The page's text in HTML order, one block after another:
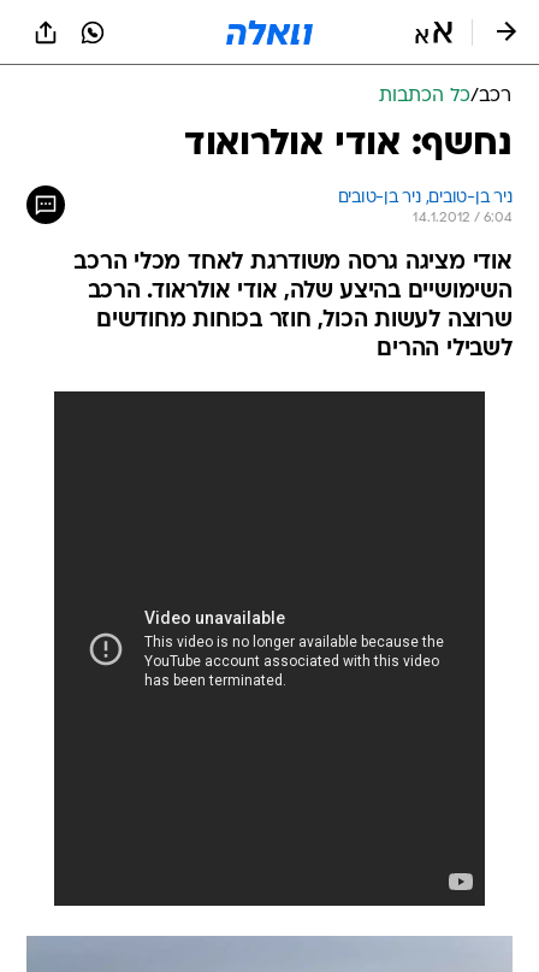
רכב/כל הכתבות
נחשף: אודי אולרואוד
ניר בן-טובים, ניר בן-טובים
14.1.2012 / 6:04
אודי מציגה גרסה משודרגת לאחד מכלי הרכב
השימושיים בהיצע שלה, אודי אולראוד. הרכב
שרוצה לעשות הכול, חוזר בכוחות מחודשים
לשבילי ההרים